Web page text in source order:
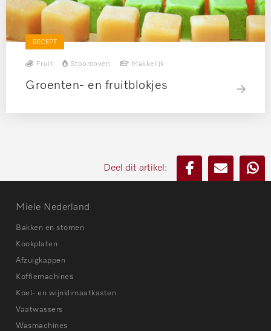
RECEPT
Fruit Stoomoven Makkelijk
Groenten- en fruitblokjes
Deel dit artikel:
Miele Nederland
Bakken en stomen
Kookplaten
Afzuigkappen
Koffiemachines
Koel- en wijnklimaatkasten
Vaatwassers
Wasmachines